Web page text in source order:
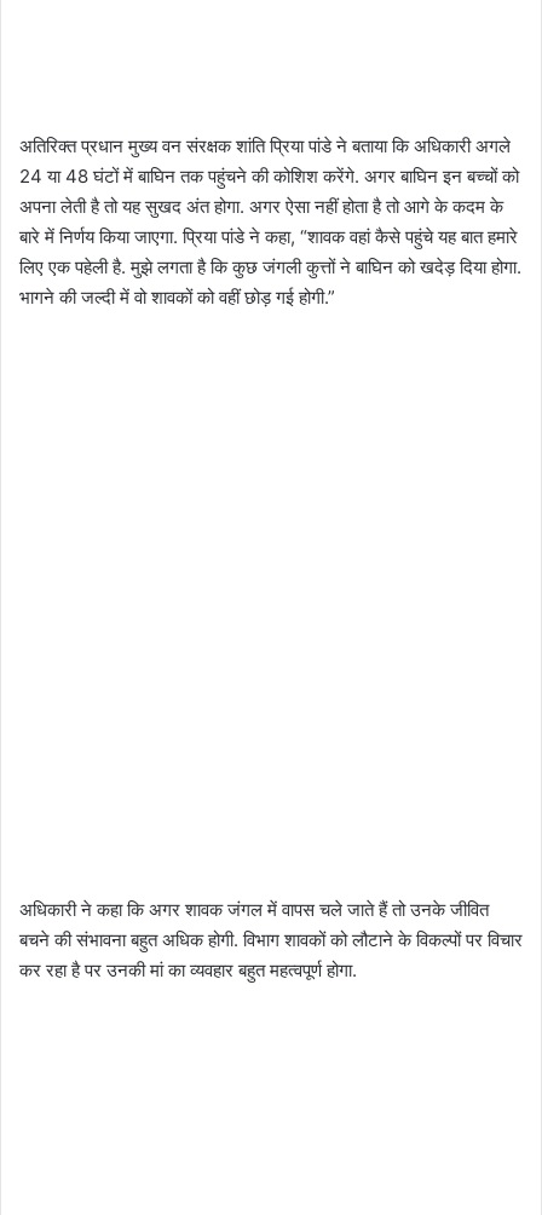
अतिरिक्त प्रधान मुख्य वन संरक्षक शांति प्रिया पांडे ने बताया कि अधिकारी अगले
24 या 48 घंटों में बाघिन तक पहुंचने की कोशिश करेंगे. अगर बाघिन इन बच्चों को
अपना लेती है तो यह सुखद अंत होगा. अगर ऐसा नहीं होता है तो आगे के कदम के
बारे में निर्णय किया जाएगा. प्रिया पांडे ने कहा, “शावक वहां कैसे पहुंचे यह बात हमारे
लिए एक पहेली है. मुझे लगता है कि कुछ जंगली कुत्तों ने बाघिन को खदेड़ दिया होगा.
भागने की जल्दी में वो शावकों को वहीं छोड़ गई होगी.”
अधिकारी ने कहा कि अगर शावक जंगल में वापस चले जाते हैं तो उनके जीवित
बचने की संभावना बहुत अधिक होगी. विभाग शावकों को लौटाने के विकल्पों पर विचार
कर रहा है पर उनकी मां का व्यवहार बहुत महत्वपूर्ण होगा.